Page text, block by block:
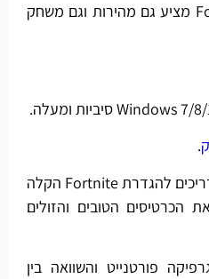
צנועה, ו Fortnite Chapter 2 מציע גם מהירות וגם משחק
.
מחפש שדרוג? נסה את המדריכים להגדרת Fortnite הקלה
הכרטיסים הטובים והזולים
פורטנייט והשוואה בין